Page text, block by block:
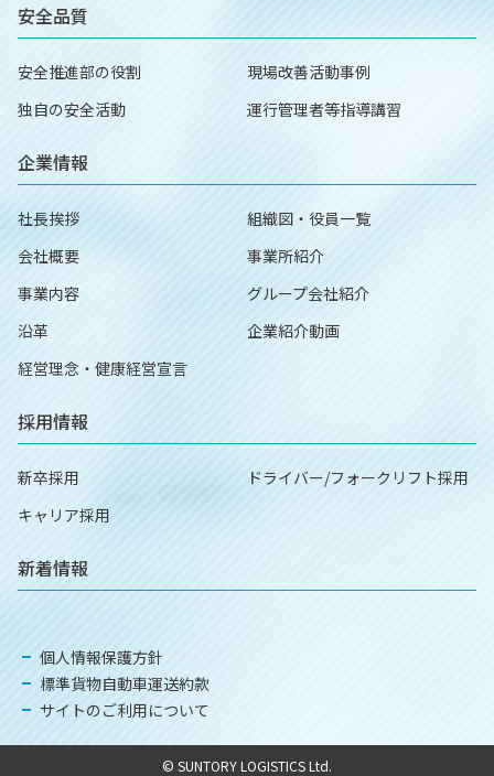
安全品質
安全推進部の役割
独自の安全活動
現場改善活動事例
運行管理者等指導講習
企業情報
社長挨拶
会社概要
事業内容
沿革
経営理念・健康経営宣言
組織図・役員一覧
事業所紹介
グループ会社紹介
企業紹介動画
採用情報
新卒採用
キャリア採用
ドライバー/フォークリフト採用
新着情報
個人情報保護方針
標準貨物自動車運送約款
サイトのご利用について
© SUNTORY LOGISTICS Ltd.